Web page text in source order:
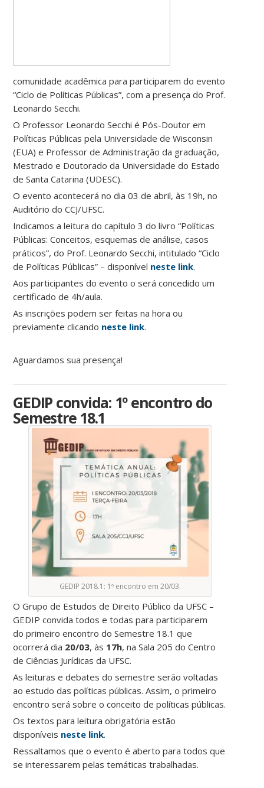
comunidade acadêmica para participarem do evento
“Ciclo de Políticas Públicas”, com a presença do Prof.
Leonardo Secchi.
O Professor Leonardo Secchi é Pós-Doutor em
Políticas Públicas pela Universidade de Wisconsin
(EUA) e Professor de Administração da graduação,
Mestrado e Doutorado da Universidade do Estado
de Santa Catarina (UDESC).
O evento acontecerá no dia 03 de abril, às 19h, no
Auditório do CCJ/UFSC.
Indicamos a leitura do capítulo 3 do livro “Políticas
Públicas: Conceitos, esquemas de análise, casos
práticos”, do Prof. Leonardo Secchi, intitulado “Ciclo
de Políticas Públicas” – disponível neste link.
Aos participantes do evento o será concedido um
certificado de 4h/aula.
As inscrições podem ser feitas na hora ou
previamente clicando neste link.
Aguardamos sua presença!
GEDIP convida: 1º encontro do
Semestre 18.1
GEDIP 2018.1: 1º encontro em 20/03.
O Grupo de Estudos de Direito Público da UFSC –
GEDIP convida todos e todas para participarem
do primeiro encontro do Semestre 18.1 que
ocorrerá dia 20/03, às 17h, na Sala 205 do Centro
de Ciências Jurídicas da UFSC.
As leituras e debates do semestre serão voltadas
ao estudo das políticas públicas. Assim, o primeiro
encontro será sobre o conceito de políticas públicas.
Os textos para leitura obrigatória estão
disponíveis neste link.
Ressaltamos que o evento é aberto para todos que
se interessarem pelas temáticas trabalhadas.